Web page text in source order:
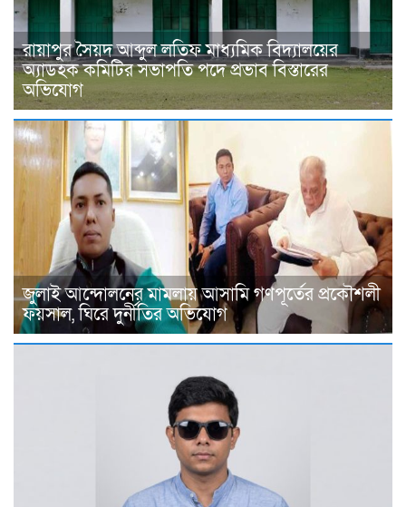
রায়াপুর সৈয়দ আব্দুল লতিফ মাধ্যমিক বিদ্যালয়ের
অ্যাডহক কমিটির সভাপতি পদে প্রভাব বিস্তারের
অভিযোগ
জুলাই আন্দোলনের মামলায় আসামি গণপূর্তের প্রকৌশলী
ফয়সাল, ঘিরে দুর্নীতির অভিযোগ